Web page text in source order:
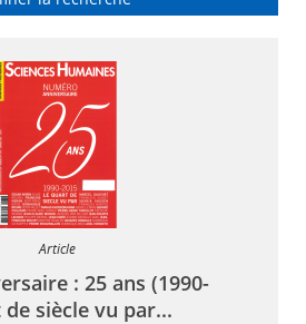
Article
: 25 ans (1990-
siècle vu par...